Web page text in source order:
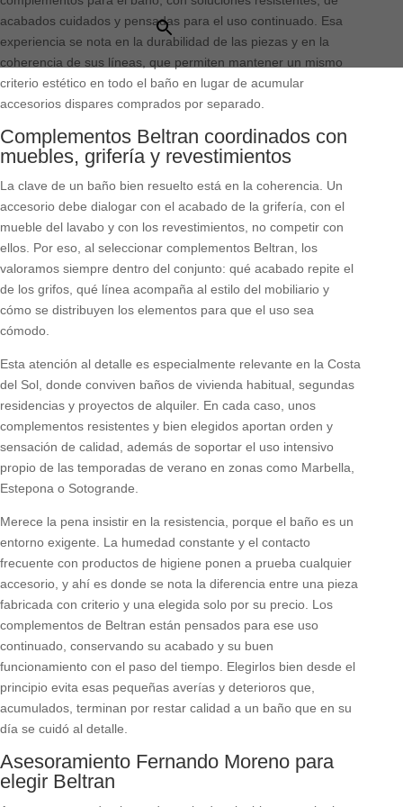
×
acabados cuidados y pensadas para el uso continuado. Esa
experiencia se nota en la durabilidad de las piezas y en la
coherencia de sus líneas, que permiten mantener un mismo
criterio estético en todo el baño en lugar de acumular
accesorios dispares comprados por separado.
Complementos Beltran coordinados con
muebles, grifería y revestimientos
La clave de un baño bien resuelto está en la coherencia. Un
accesorio debe dialogar con el acabado de la grifería, con el
mueble del lavabo y con los revestimientos, no competir con
ellos. Por eso, al seleccionar complementos Beltran, los
valoramos siempre dentro del conjunto: qué acabado repite el
de los grifos, qué línea acompaña al estilo del mobiliario y
cómo se distribuyen los elementos para que el uso sea
cómodo.
Esta atención al detalle es especialmente relevante en la Costa
del Sol, donde conviven baños de vivienda habitual, segundas
residencias y proyectos de alquiler. En cada caso, unos
complementos resistentes y bien elegidos aportan orden y
sensación de calidad, además de soportar el uso intensivo
propio de las temporadas de verano en zonas como Marbella,
Estepona o Sotogrande.
Merece la pena insistir en la resistencia, porque el baño es un
entorno exigente. La humedad constante y el contacto
frecuente con productos de higiene ponen a prueba cualquier
accesorio, y ahí es donde se nota la diferencia entre una pieza
fabricada con criterio y una elegida solo por su precio. Los
complementos de Beltran están pensados para ese uso
continuado, conservando su acabado y su buen
funcionamiento con el paso del tiempo. Elegirlos bien desde el
principio evita esas pequeñas averías y deterioros que,
acumulados, terminan por restar calidad a un baño que en su
día se cuidó al detalle.
Asesoramiento Fernando Moreno para
elegir Beltran